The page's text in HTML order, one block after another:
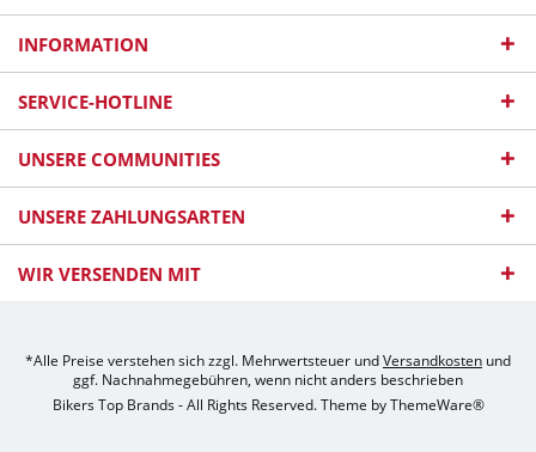
INFORMATION
SERVICE-HOTLINE
UNSERE COMMUNITIES
UNSERE ZAHLUNGSARTEN
WIR VERSENDEN MIT
*Alle Preise verstehen sich zzgl. Mehrwertsteuer undVersandkosten und
ggf. Nachnahmegebühren, wenn nicht anders beschrieben
Bikers Top Brands - All Rights Reserved. Theme byThemeWare®